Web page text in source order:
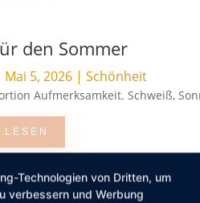
den Sommer
Mai 5, 2026| Schönheit
Aufmerksamkeit. Schweiß,
LESEN
Technologien von Dritten, um
verbessern und Werbung